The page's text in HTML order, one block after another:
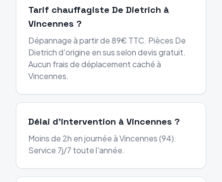
Tarif chauffagiste De Dietrich à
Vincennes ?
Dépannage à partir de 89€ TTC. Pièces De
Dietrich d'origine en sus selon devis gratuit.
Aucun frais de déplacement caché à
Vincennes.
Délai d'intervention à Vincennes ?
Moins de 2h en journée à Vincennes (94).
Service 7j/7 toute l'année.